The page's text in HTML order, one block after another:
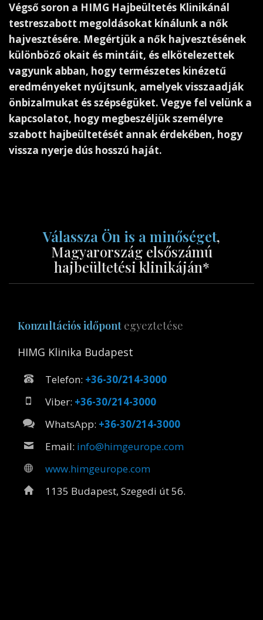
Végső soron a HIMG Hajbeültetés Klinikánál
testreszabott megoldásokat kínálunk a nők
hajvesztésére. Megértjük a nők hajvesztésének
különböző okait és mintáit, és elkötelezettek
vagyunk abban, hogy természetes kinézetű
eredményeket nyújtsunk, amelyek visszaadják
önbizalmukat és szépségüket. Vegye fel velünk a
kapcsolatot, hogy megbeszéljük személyre
szabott hajbeültetését annak érdekében, hogy
vissza nyerje dús hosszú haját.
Válassza Ön is a minőséget
HIMG Klinika Budapest
+36-30/214-3000
+36-30/214-3000
+36-30/214-3000
info@himgeurope.com
www.himgeurope.com